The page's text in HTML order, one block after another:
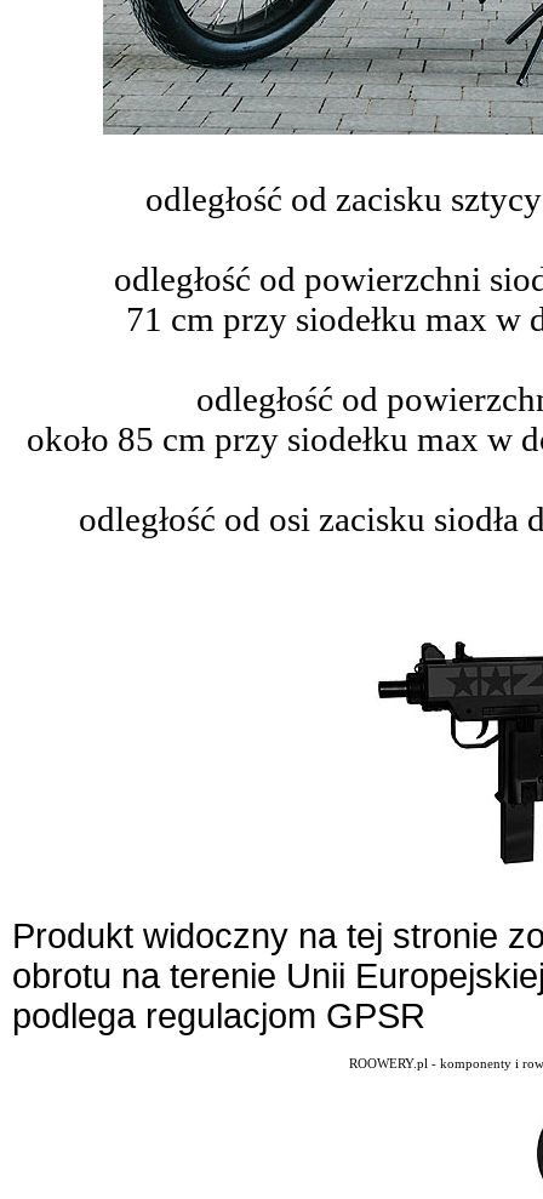
odległość od zacisku
odległość od powierzchni
71 cm przy siodełku max w
odległość od
około 85 cm przy siodełku max w
odległość od osi zacisku
Produkt widoczny na tej stronie
obrotu na terenie Unii
podlega regulacjom GPSR
ROOWERY.pl - komponenty i